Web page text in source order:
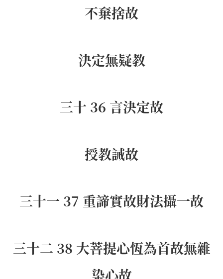
不棄捨故
決定無疑教
三十 36 言決定故
授教誡故
三十一 37 重諦實故財法攝一故
三十二 38 大菩提心恆為首故無雜
染心故